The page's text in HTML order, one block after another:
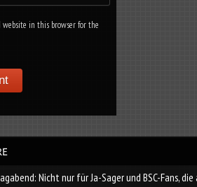
website in this browser for the
Nicht nur für Ja-Sager und BSC-Fans,